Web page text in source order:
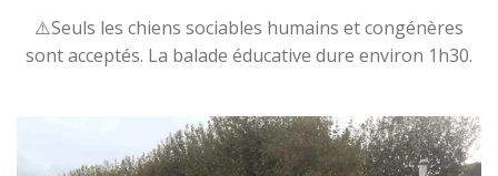
⚠️Seuls les chiens sociables humains et congénères
sont acceptés. La balade éducative dure environ 1h30.